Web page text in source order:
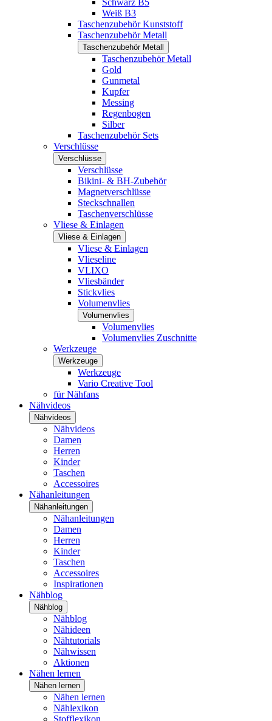
Schwarz B5
Weiß B3
Taschenzubehör Kunststoff
Taschenzubehör Metall
Taschenzubehör Metall
Taschenzubehör Metall
Gold
Gunmetal
Kupfer
Messing
Regenbogen
Silber
Taschenzubehör Sets
Verschlüsse
Verschlüsse
Verschlüsse
Bikini- & BH-Zubehör
Magnetverschlüsse
Steckschnallen
Taschenverschlüsse
Vliese & Einlagen
Vliese & Einlagen
Vliese & Einlagen
Vlieseline
VLIXO
Vliesbänder
Stickvlies
Volumenvlies
Volumenvlies
Volumenvlies
Volumenvlies Zuschnitte
Werkzeuge
Werkzeuge
Werkzeuge
Vario Creative Tool
für Nähfans
Nähvideos
Nähvideos
Nähvideos
Damen
Herren
Kinder
Taschen
Accessoires
Nähanleitungen
Nähanleitungen
Nähanleitungen
Damen
Herren
Kinder
Taschen
Accessoires
Inspirationen
Nähblog
Nähblog
Nähblog
Nähideen
Nähtutorials
Nähwissen
Aktionen
Nähen lernen
Nähen lernen
Nähen lernen
Nählexikon
Stofflexikon